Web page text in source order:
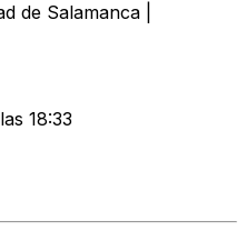
de Salamanca |
18:33